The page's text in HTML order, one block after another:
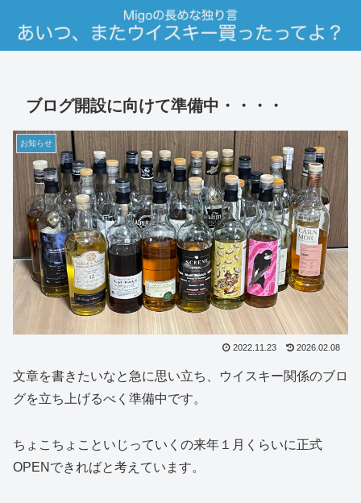
ブログ開設に向けて準備中・・・・
お知らせ
2022.11.23 2026.02.08
文章を書きたいなと急に思い立ち、ウイスキー関係のブロ
グを立ち上げるべく準備中です。
ちょこちょこといじっていくの来年１月くらいに正式
OPENできればと考えています。